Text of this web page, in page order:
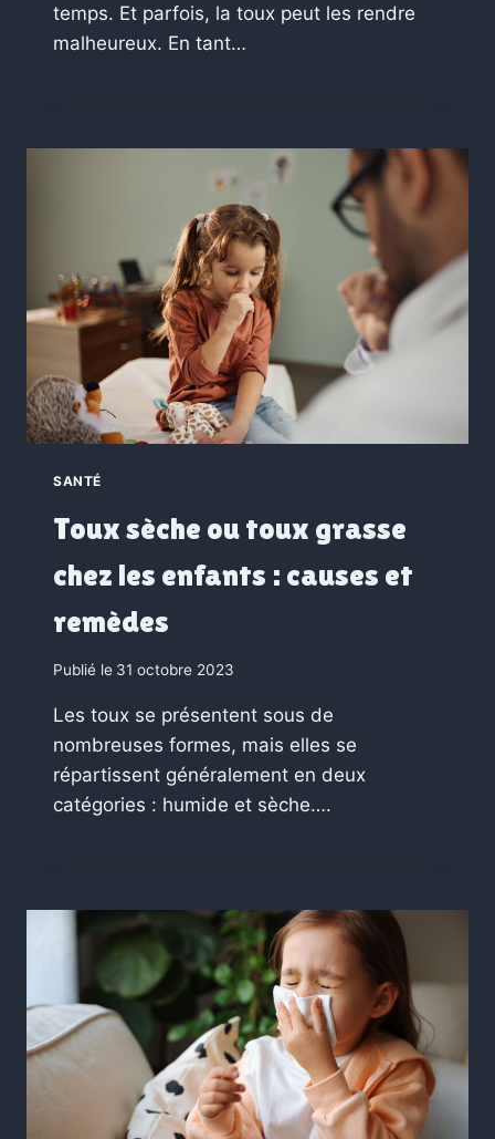
temps. Et parfois, la toux peut les rendre
malheureux. En tant…
SANTÉ
Toux sèche ou toux grasse
chez les enfants : causes et
remèdes
Publié le 31 octobre 2023
Les toux se présentent sous de
nombreuses formes, mais elles se
répartissent généralement en deux
catégories : humide et sèche….